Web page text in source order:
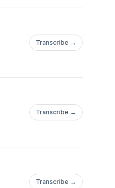
Transcribe →
Transcribe →
Transcribe →